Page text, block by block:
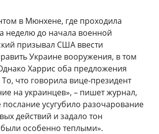
в Мюнхене, где проходила
неделю до начала военной
призывал США ввести
Украине вооружения, в том
Харрис оба предложения
что говорила вице-президент
на украинцев», – пишет журнал,
усугубило разочарование
действий и задало тон
особенно теплыми».